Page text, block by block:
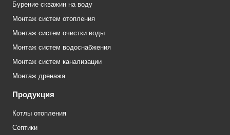
Бурение скважин на воду
Монтаж систем отопления
Монтаж систем очистки воды
Монтаж систем водоснабжения
Монтаж систем канализации
Монтаж дренажа
Продукция
Котлы отопления
Септики